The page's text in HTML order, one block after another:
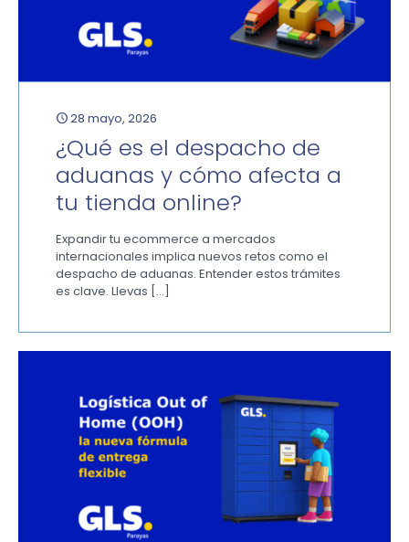
28 mayo, 2026
¿Qué es el despacho de
aduanas y cómo afecta a
tu tienda online?
Expandir tu ecommerce a mercados
internacionales implica nuevos retos como el
despacho de aduanas. Entender estos trámites
es clave. Llevas […]